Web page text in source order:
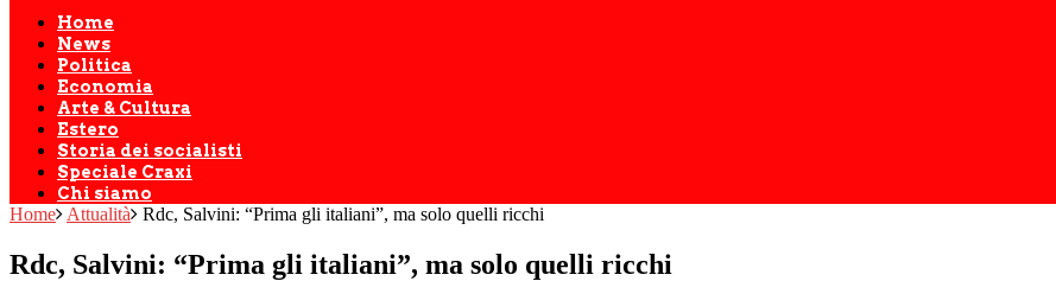
Home
News
Politica
Economia
Arte & Cultura
Estero
Storia dei socialisti
Speciale Craxi
Chi siamo
Home Attualità Rdc, Salvini: “Prima gli italiani”, ma solo quelli ricchi
Rdc, Salvini: “Prima gli italiani”, ma solo quelli ricchi